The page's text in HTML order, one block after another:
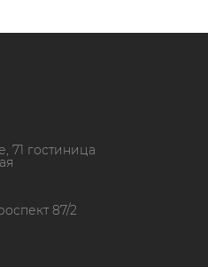
71 гостиница
87/2